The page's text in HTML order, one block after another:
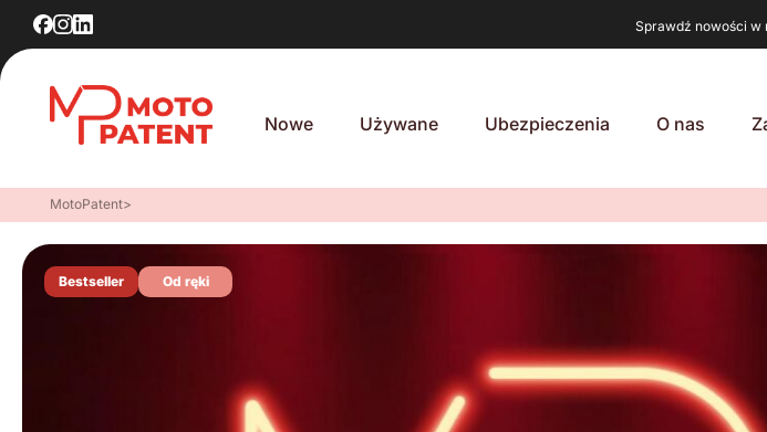
Sprawdź nowości w
Nowe Używane Ubezpieczenia O nas
MotoPatent>
Bestseller Od ręki